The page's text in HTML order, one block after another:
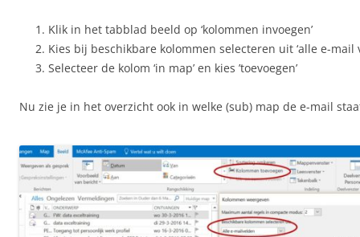
Klik in het tabblad beeld op ‘kolommen invoegen’
Kies bij beschikbare kolommen selecteren uit ‘alle e-mail
Selecteer de kolom ‘in map’ en kies ’toevoegen’
Nu zie je in het overzicht ook in welke (sub) map de e-mail